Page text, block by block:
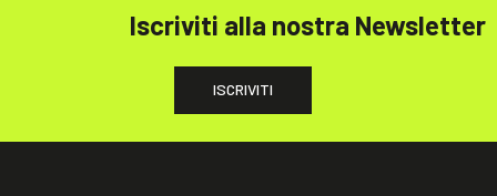
Iscriviti alla nostra Newsletter
ISCRIVITI